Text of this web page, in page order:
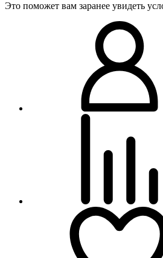
Это поможет вам заранее увидеть